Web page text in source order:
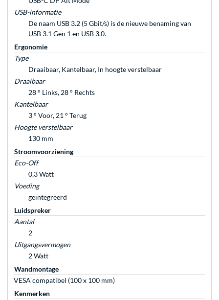
USB-informatie
De naam USB 3.2 (5 Gbit/s) is de nieuwe benaming van
USB 3.1 Gen 1 en USB 3.0.
Ergonomie
Type
Draaibaar, Kantelbaar, In hoogte verstelbaar
Draaibaar
28 ° Links, 28 ° Rechts
Kantelbaar
3 ° Voor, 21 ° Terug
Hoogte verstelbaar
130 mm
Stroomvoorziening
Eco-Off
0,3 Watt
Voeding
geïntegreerd
Luidspreker
Aantal
2
Uitgangsvermogen
2 Watt
Wandmontage
VESA compatibel (100 x 100 mm)
Kenmerken